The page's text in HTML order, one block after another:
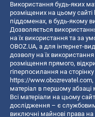
Використання будь-яких
розміщених на цьому сайті
піддоменах, в будь-якому
Дозволяється
на їх використання та за
OBOZ.UA, а для інтернет-
дозволу на їх
розміщення прямого,
гіперпосилання на
https://www.obozrevatel.com,
матеріал в першому абзаці
Всі матеріали на цьому
дослідження – є
виключні майнові права